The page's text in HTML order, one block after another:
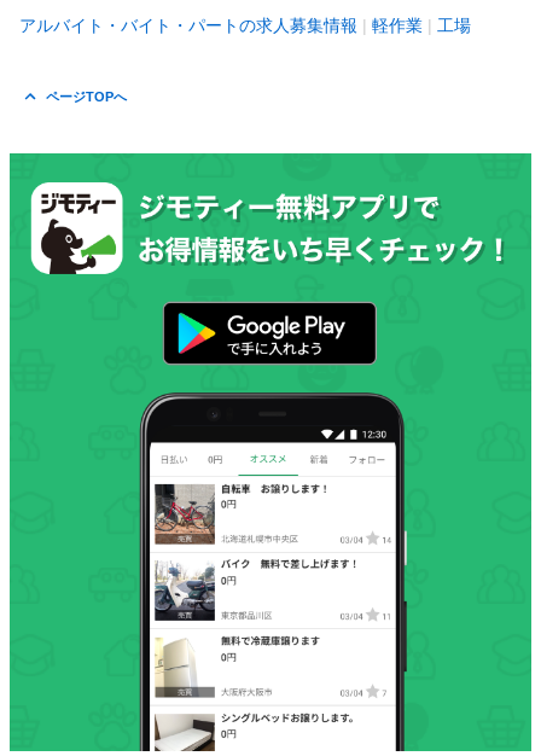
アルバイト・バイト・パートの求人募集情報 軽作業 工場
ページTOPへ